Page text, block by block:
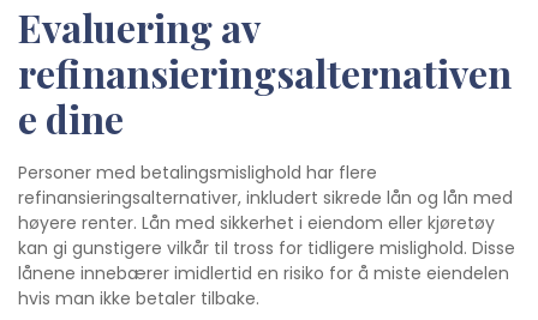
Evaluering av
refinansieringsalternativen
e dine
Personer med betalingsmislighold har flere
refinansieringsalternativer, inkludert sikrede lån og lån med
høyere renter. Lån med sikkerhet i eiendom eller kjøretøy
kan gi gunstigere vilkår til tross for tidligere mislighold. Disse
lånene innebærer imidlertid en risiko for å miste eiendelen
hvis man ikke betaler tilbake.